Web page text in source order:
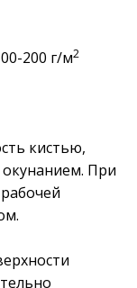
200 г/м2
кистью,
При